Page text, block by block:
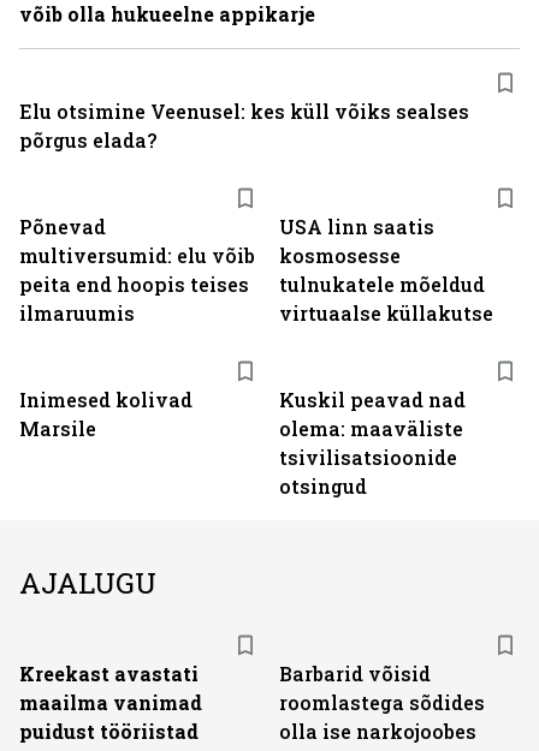
Põnevad
multiversumid: elu võib
peita end hoopis teises
ilmaruumis
USA linn saatis
kosmosesse
tulnukatele mõeldud
virtuaalse küllakutse
Inimesed kolivad
Marsile
Kuskil peavad nad
olema: maaväliste
tsivilisatsioonide
otsingud
võib olla hukueelne appikarje
Elu otsimine Veenusel: kes küll võiks sealses
põrgus elada?
AJALUGU
Kreekast avastati
maailma vanimad
puidust tööriistad
Barbarid võisid
roomlastega sõdides
olla ise narkojoobes